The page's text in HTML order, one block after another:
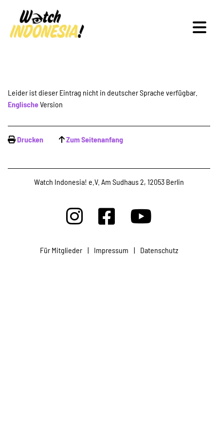
Schwerpunkte
Veranstaltungen
Publikationen
Projekte
Leider ist dieser Eintrag nicht in deutscher Sprache verfügbar.
EnglischeVersion
Drucken Zum Seitenanfang
Watch Indonesia! e.V. Am Sudhaus 2, 12053 Berlin
Für Mitglieder | Impressum | Datenschutz